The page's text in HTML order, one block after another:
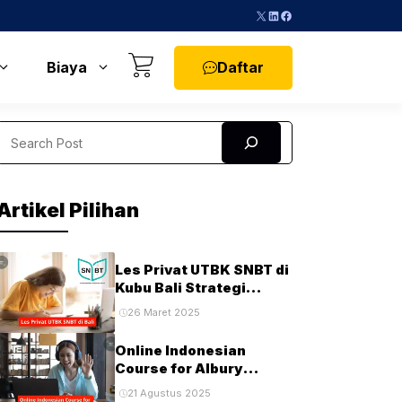
X LinkedIn
Facebook
Biaya Daftar
Pilihan
Les Privat UTBK SNBT di
Kubu Bali Strategi
Terbaik untuk Sukses di
26 Maret 2025
Online Indonesian
Course for Albury
Students and
21 Agustus 2025